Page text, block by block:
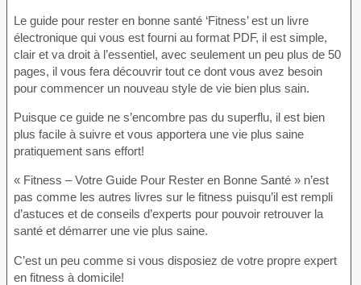
Le guide pour rester en bonne santé ‘Fitness’ est un livre
électronique qui vous est fourni au format PDF, il est simple,
clair et va droit à l’essentiel, avec seulement un peu plus de 50
pages, il vous fera découvrir tout ce dont vous avez besoin
pour commencer un nouveau style de vie bien plus sain.
Puisque ce guide ne s’encombre pas du superflu, il est bien
plus facile à suivre et vous apportera une vie plus saine
pratiquement sans effort!
« Fitness – Votre Guide Pour Rester en Bonne Santé » n’est
pas comme les autres livres sur le fitness puisqu’il est rempli
d’astuces et de conseils d’experts pour pouvoir retrouver la
santé et démarrer une vie plus saine.
C’est un peu comme si vous disposiez de votre propre expert
en fitness à domicile!